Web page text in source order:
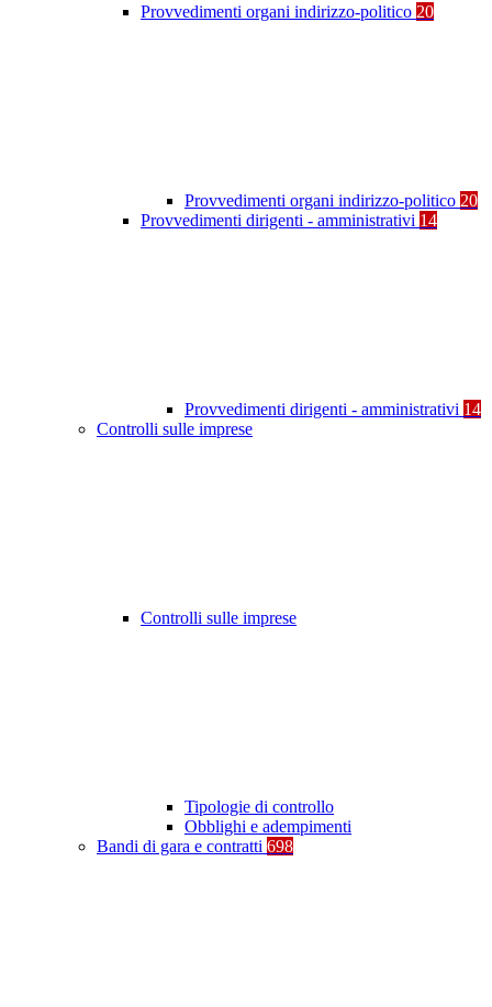
Provvedimenti organi indirizzo-politico 20
Provvedimenti organi indirizzo-politico 20
Provvedimenti dirigenti - amministrativi 14
Provvedimenti dirigenti - amministrativi 14
Controlli sulle imprese
Controlli sulle imprese
Tipologie di controllo
Obblighi e adempimenti
Bandi di gara e contratti 698